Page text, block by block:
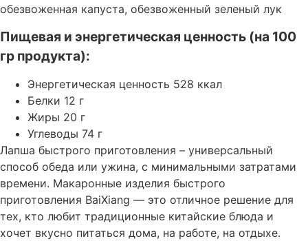
обезвоженная капуста, обезвоженный зеленый лук
Пищевая и энергетическая ценность (на 100
гр продукта):
Энергетическая ценность 528 ккал
Белки 12 г
Жиры 20 г
Углеводы 74 г
Лапша быстрого приготовления – универсальный
способ обеда или ужина, с минимальными затратами
времени. Макаронные изделия быстрого
приготовления BaiXiang — это отличное решение для
тех, кто любит традиционные китайские блюда и
хочет вкусно питаться дома, на работе, на отдыхе.